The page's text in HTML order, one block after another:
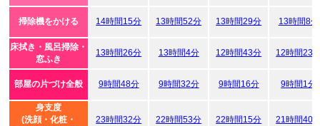
掃除機をかける 14時間15分 13時間52分 13時間29分 13時間8分
床拭き・風呂掃除・
窓ふき
13時間26分 13時間4分 12時間43分 12時間23
部屋の片づけ全般 9時間48分 9時間32分 9時間16分 9時間1分
身支度
(洗顔・化粧・
23時間32分 22時間53分 22時間15分 21時間40